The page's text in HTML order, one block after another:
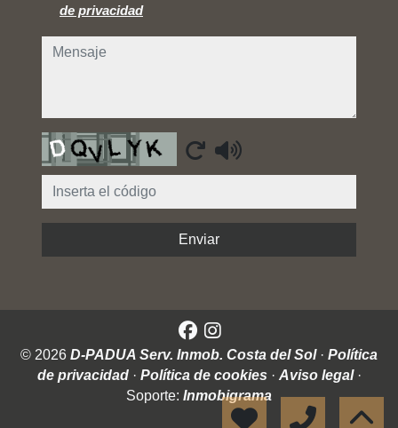
de privacidad
mensaje
Captcha
Enviar
© 2026 D-PADUA Serv. Inmob. Costa del Sol · Política
de privacidad · Política de cookies · Aviso legal ·
Soporte: Inmobigrama